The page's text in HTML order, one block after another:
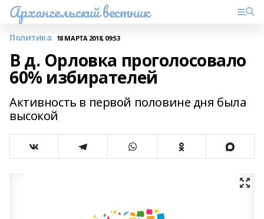
Архангельский вестник
Политика 18 МАРТА 2018, 09:53
В д. Орловка проголосовало
60% избирателей
Активность в первой половине дня была
высокой